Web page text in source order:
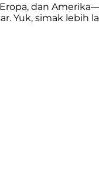
dan
Yuk, simak lebih